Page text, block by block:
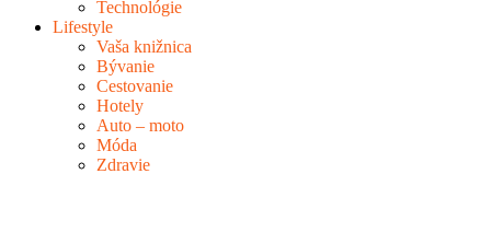
Technológie
Lifestyle
Vaša knižnica
Bývanie
Cestovanie
Hotely
Auto – moto
Móda
Zdravie